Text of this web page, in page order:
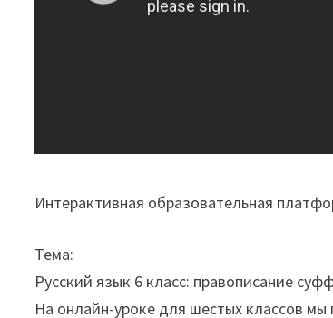
Интерактивная образовательная
Тема:
Русский язык 6 класс: правописание
На онлайн-уроке для шестых классов